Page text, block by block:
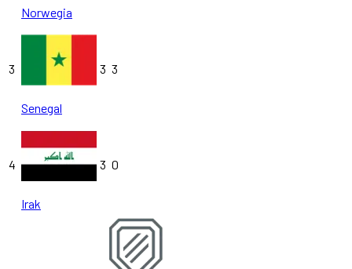
Norwegia
3
Senegal
3 3
4
Irak
3 0